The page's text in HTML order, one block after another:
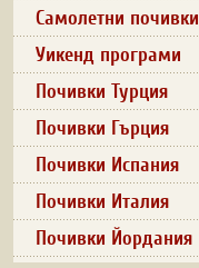
Самолетни почивки
Уикенд програми
Почивки Турция
Почивки Гърция
Почивки Испания
Почивки Италия
Почивки Йордания